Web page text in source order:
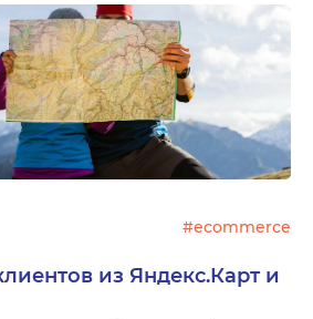
#ecommerce
из Яндекс.Карт и